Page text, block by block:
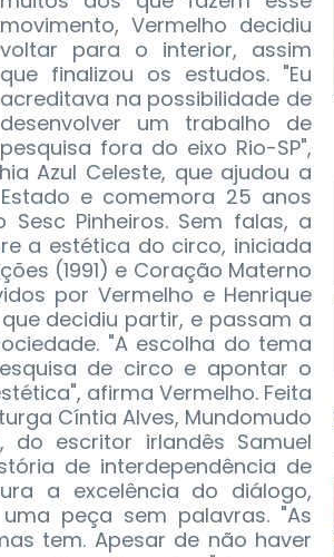
movimento, Vermelho decidiu
voltar para o interior, assim
que finalizou os estudos. "Eu
acreditava na possibilidade de
desenvolver um trabalho de
pesquisa fora do eixo Rio-SP",
Azul Celeste, que ajudou a
e comemora 25 anos
Pinheiros. Sem falas, a
a estética do circo, iniciada
(1991) e Coração Materno
por Vermelho e Henrique
decidiu partir, e passam a
"A escolha do tema
de circo e apontar o
afirma Vermelho. Feita
Cíntia Alves, Mundomudo
escritor irlandês Samuel
de interdependência de
a excelência do diálogo,
peça sem palavras. "As
tem. Apesar de não haver